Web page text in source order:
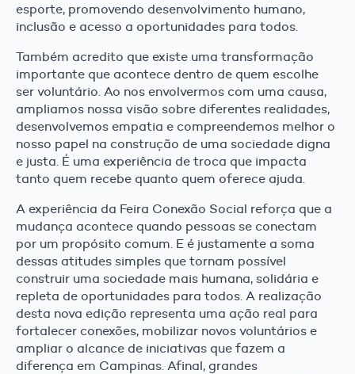
esporte, promovendo desenvolvimento humano,
inclusão e acesso a oportunidades para todos.
Também acredito que existe uma transformação
importante que acontece dentro de quem escolhe
ser voluntário. Ao nos envolvermos com uma causa,
ampliamos nossa visão sobre diferentes realidades,
desenvolvemos empatia e compreendemos melhor o
nosso papel na construção de uma sociedade digna
e justa. É uma experiência de troca que impacta
tanto quem recebe quanto quem oferece ajuda.
A experiência da Feira Conexão Social reforça que a
mudança acontece quando pessoas se conectam
por um propósito comum. E é justamente a soma
dessas atitudes simples que tornam possível
construir uma sociedade mais humana, solidária e
repleta de oportunidades para todos. A realização
desta nova edição representa uma ação real para
fortalecer conexões, mobilizar novos voluntários e
ampliar o alcance de iniciativas que fazem a
diferença em Campinas. Afinal, grandes